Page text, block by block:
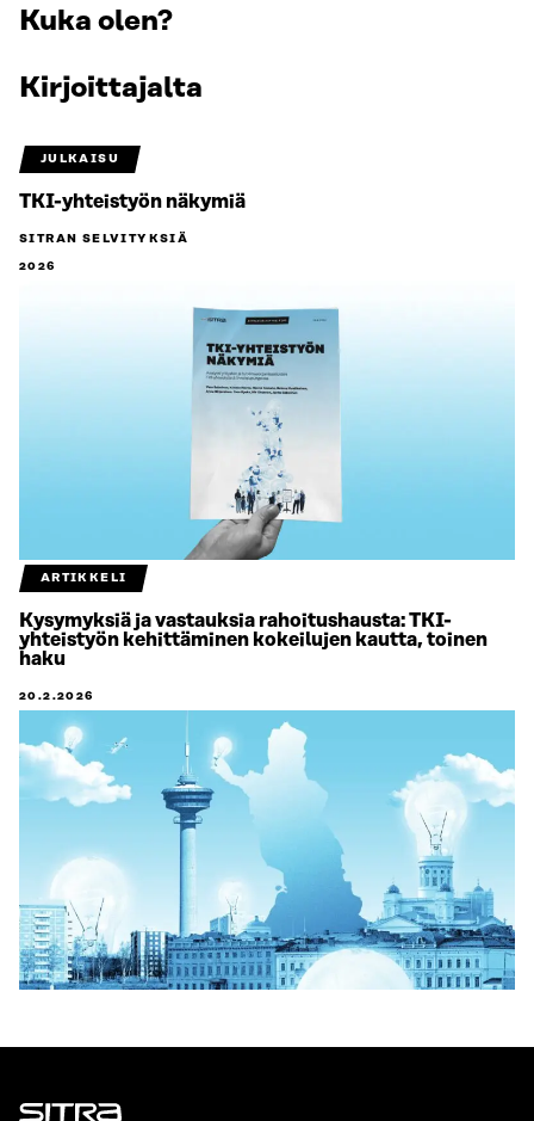
Kuka olen?
Kirjoittajalta
JULKAISU
TKI-yhteistyön näkymiä
SITRAN SELVITYKSIÄ
2026
ARTIKKELI
Kysymyksiä ja vastauksia rahoitushausta: TKI-
yhteistyön kehittäminen kokeilujen kautta, toinen
haku
20.2.2026